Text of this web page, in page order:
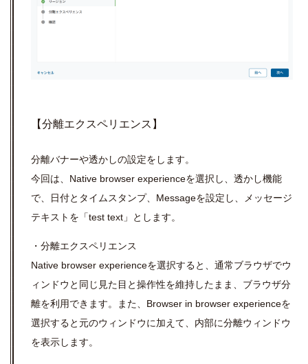
【分離エクスペリエンス】
分離バナーや透かしの設定をします。
今回は、Native browser experienceを選択し、透かし機能
で、日付とタイムスタンプ、Messageを設定し、メッセージ
テキストを「test text」とします。
・分離エクスペリエンス
Native browser experienceを選択すると、通常ブラウザでウ
ィンドウと同じ見た目と操作性を維持したまま、ブラウザ分
離を利用できます。また、Browser in browser experienceを
選択すると元のウィンドウに加えて、内部に分離ウィンドウ
を表示します。